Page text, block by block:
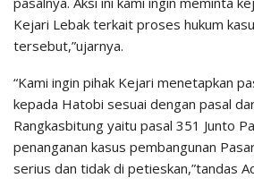
Kejari Lebak terkait proses hukum
tersebut,”ujarnya.
“Kami ingin pihak Kejari menetapkan
kepada Hatobi sesuai dengan pasal
Rangkasbitung yaitu pasal 351 Junto
penanganan kasus pembangunan
serius dan tidak di petieskan,”tandas